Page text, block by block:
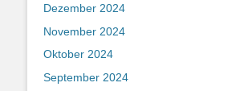
Dezember 2024
November 2024
Oktober 2024
September 2024